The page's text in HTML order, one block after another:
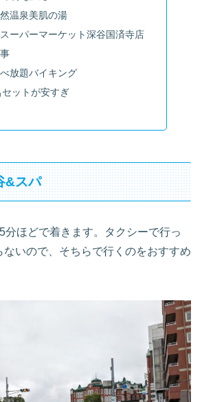
温泉美肌の湯
ーパーマーケット深谷国済寺店
放題バイキング
ットが安すぎ
&スパ
分ほどで着きます。タクシーで行っ
ないので、そちらで行くのをおすすめ